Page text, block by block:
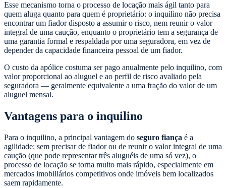
Esse mecanismo torna o processo de locação mais ágil tanto para
quem aluga quanto para quem é proprietário: o inquilino não precisa
encontrar um fiador disposto a assumir o risco, nem reunir o valor
integral de uma caução, enquanto o proprietário tem a segurança de
uma garantia formal e respaldada por uma seguradora, em vez de
depender da capacidade financeira pessoal de um fiador.
O custo da apólice costuma ser pago anualmente pelo inquilino, com
valor proporcional ao aluguel e ao perfil de risco avaliado pela
seguradora — geralmente equivalente a uma fração do valor de um
aluguel mensal.
Vantagens para o inquilino
Para o inquilino, a principal vantagem do seguro fiança é a
agilidade: sem precisar de fiador ou de reunir o valor integral de uma
caução (que pode representar três aluguéis de uma só vez), o
processo de locação se torna muito mais rápido, especialmente em
mercados imobiliários competitivos onde imóveis bem localizados
saem rapidamente.